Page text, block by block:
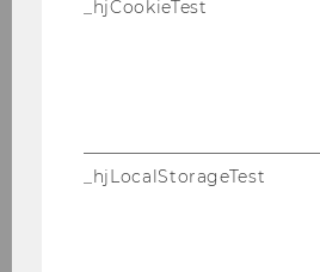
Novy, Andreas
Betting on
economy of
housing
Novy, Andreas
Potentials of
_hjCookieTest
_hjLocalStorageTest